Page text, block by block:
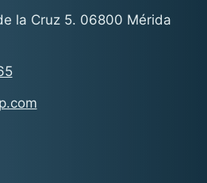
la Cruz 5. 06800 Mérida